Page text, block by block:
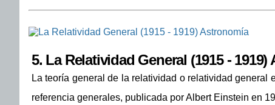
5. La Relatividad General (1915 -
La teoría general de la relatividad o relatividad
referencia generales, publicada por Albert Einstein en